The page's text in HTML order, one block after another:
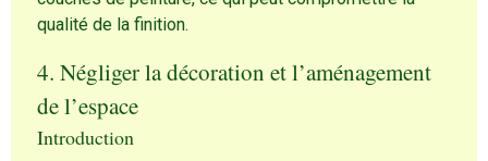
qualité de la finition.
4. Négliger la décoration et l’aménagement
de l’espace
Introduction